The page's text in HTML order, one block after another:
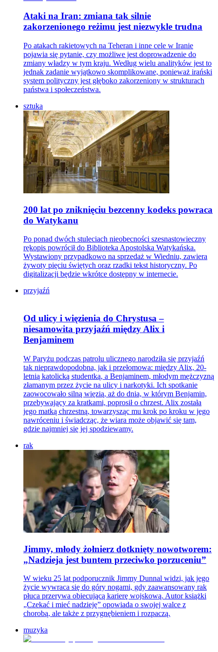
Ataki na Iran: zmiana tak silnie
zakorzenionego reżimu jest niezwykle trudna
Po atakach rakietowych na Teheran i inne cele w Iranie
pojawia się pytanie, czy możliwe jest doprowadzenie do
zmiany władzy w tym kraju. Według wielu analityków jest to
jednak zadanie wyjątkowo skomplikowane, ponieważ irański
system polityczny jest głęboko zakorzeniony w strukturach
państwa i społeczeństwa.
sztuka
200 lat po zniknięciu bezcenny kodeks powraca
do Watykanu
Po ponad dwóch stuleciach nieobecności szesnastowieczny
rękopis powrócił do Biblioteka Apostolska Watykańska.
Wystawiony przypadkowo na sprzedaż w Wiedniu, zawiera
żywoty pięciu świętych oraz rzadki tekst historyczny. Po
digitalizacji będzie wkrótce dostępny w internecie.
przyjaźń
Od ulicy i więzienia do Chrystusa –
niesamowita przyjaźń między Alix i
Benjaminem
W Paryżu podczas patrolu ulicznego narodziła się przyjaźń
tak nieprawdopodobna, jak i przełomowa: między Alix, 20-
letnią katolicką studentką, a Benjaminem, młodym mężczyzną
złamanym przez życie na ulicy i narkotyki. Ich spotkanie
zaowocowało silną więzią, aż do dnia, w którym Benjamin,
przebywający za kratkami, poprosił o chrzest. Alix została
jego matką chrzestną, towarzysząc mu krok po kroku w jego
nawróceniu i świadcząc, że wiara może objawić się tam,
gdzie najmniej się jej spodziewamy.
rak
Jimmy, młody żołnierz dotknięty nowotworem:
„Nadzieja jest buntem przeciwko porzuceniu”
W wieku 25 lat podporucznik Jimmy Dunnal widzi, jak jego
życie wywraca się do góry nogami, gdy zaawansowany rak
płuca przerywa obiecującą karierę wojskową. Autor książki
„Czekać i mieć nadzieję” opowiada o swojej walce z
chorobą, ale także z przygnębieniem i rozpaczą.
muzyka